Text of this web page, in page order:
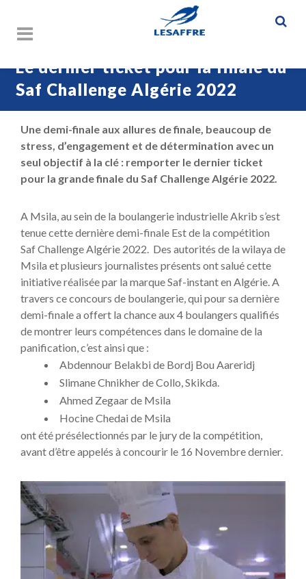
Le dernier ticket pour la finale du
Saf Challenge Algérie 2022
Une demi-finale aux allures de finale, beaucoup de
stress, d’engagement et de détermination avec un
seul objectif à la clé : remporter le dernier ticket
pour la grande finale du Saf Challenge Algérie 2022.
A Msila, au sein de la boulangerie industrielle Akrib s’est
tenue cette dernière demi-finale Est de la compétition
Saf Challenge Algérie 2022. Des autorités de la wilaya de
Msila et plusieurs journalistes présents ont salué cette
initiative réalisée par la marque Saf-instant en Algérie. A
travers ce concours de boulangerie, qui pour sa dernière
demi-finale a offert la chance aux 4 boulangers qualifiés
de montrer leurs compétences dans le domaine de la
panification, c’est ainsi que :
Abdennour Belakbi de Bordj Bou Aareridj
Slimane Chnikher de Collo, Skikda.
Ahmed Zegaar de Msila
Hocine Chedai de Msila
ont été présélectionnés par le jury de la compétition,
avant d’être appelés à concourir le 16 Novembre dernier.